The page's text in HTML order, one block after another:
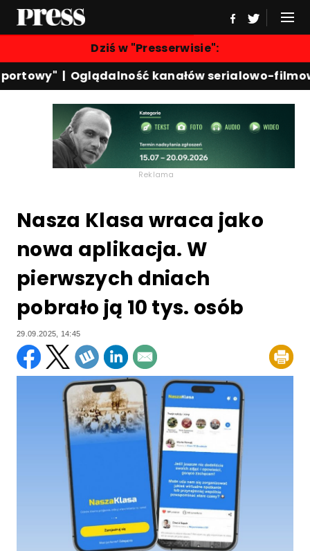
Dziś w "Presserwisie":
|Oglądalność kanałów serialowo-
Reklama
Nasza Klasa wraca jako
nowa aplikacja. W
pierwszych dniach
pobrało ją 10 tys. osób
29.09.2025, 14:45